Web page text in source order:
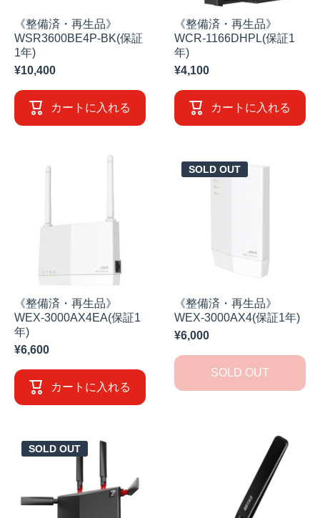
《整備済・再生品》
WSR3600BE4P-BK(保証
1年)
¥10,400
カートに入れる
《整備済・再生品》
WCR-1166DHPL(保証1
年)
¥4,100
カートに入れる
《整備済・再生品》
WEX-3000AX4EA(保証1
年)
¥6,600
カートに入れる
SOLD OUT
《整備済・再生品》
WEX-3000AX4(保証1年)
¥6,000
SOLD OUT
SOLD OUT